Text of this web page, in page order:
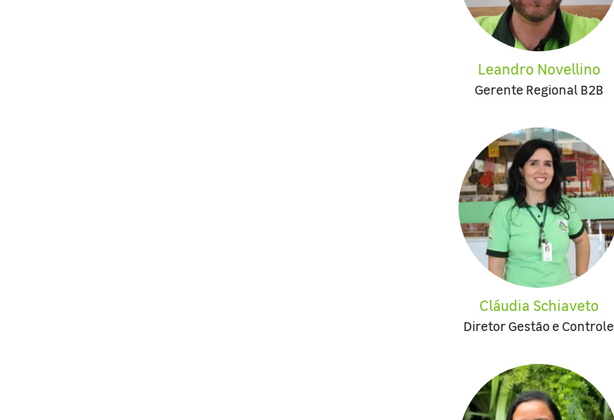
Leandro Novellino
Gerente Regional B2B
Cláudia Schiaveto
Diretor Gestão e Controle